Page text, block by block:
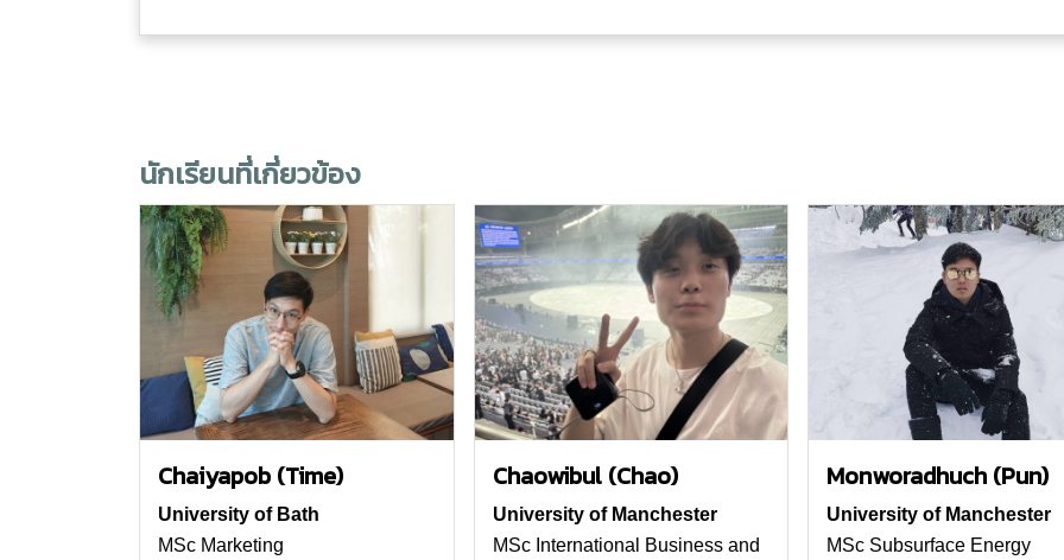
นักเรียนที่เกี่ยวข้อง
Chaiyapob (Time)
University of Bath
MSc Marketing
Chaowibul (Chao)
University of Manchester
MSc International Business and
Monworadhuch (Pun)
University of Manchester
MSc Subsurface Energy